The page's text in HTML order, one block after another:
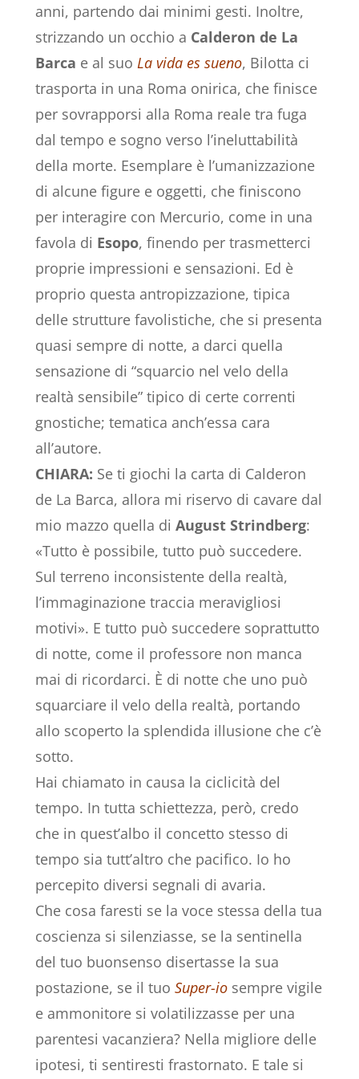
anni, partendo dai minimi gesti. Inoltre,
strizzando un occhio a Calderon de La
Barca e al suo La vida es sueno, Bilotta ci
trasporta in una Roma onirica, che finisce
per sovrapporsi alla Roma reale tra fuga
dal tempo e sogno verso l’ineluttabilità
della morte. Esemplare è l’umanizzazione
di alcune figure e oggetti, che finiscono
per interagire con Mercurio, come in una
favola di Esopo, finendo per trasmetterci
proprie impressioni e sensazioni. Ed è
proprio questa antropizzazione, tipica
delle strutture favolistiche, che si presenta
quasi sempre di notte, a darci quella
sensazione di “squarcio nel velo della
realtà sensibile” tipico di certe correnti
gnostiche; tematica anch’essa cara
all’autore.
CHIARA: Se ti giochi la carta di Calderon
de La Barca, allora mi riservo di cavare dal
mio mazzo quella di August Strindberg:
«Tutto è possibile, tutto può succedere.
Sul terreno inconsistente della realtà,
l’immaginazione traccia meravigliosi
motivi». E tutto può succedere soprattutto
di notte, come il professore non manca
mai di ricordarci. È di notte che uno può
squarciare il velo della realtà, portando
allo scoperto la splendida illusione che c’è
sotto.
Hai chiamato in causa la ciclicità del
tempo. In tutta schiettezza, però, credo
che in quest’albo il concetto stesso di
tempo sia tutt’altro che pacifico. Io ho
percepito diversi segnali di avaria.
Che cosa faresti se la voce stessa della tua
coscienza si silenziasse, se la sentinella
del tuo buonsenso disertasse la sua
postazione, se il tuo Super-io sempre vigile
e ammonitore si volatilizzasse per una
parentesi vacanziera? Nella migliore delle
ipotesi, ti sentiresti frastornato. E tale si